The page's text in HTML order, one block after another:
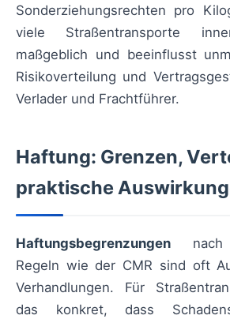
Sonderziehungsrechten pro
viele Straßentransporte
maßgeblich und beeinflusst
Risikoverteilung und
Verlader und Frachtführer.
Haftung: Grenzen,
praktische
Haftungsbegrenzungen nach
Regeln wie der CMR sind oft
Verhandlungen. Für
das konkret, dass